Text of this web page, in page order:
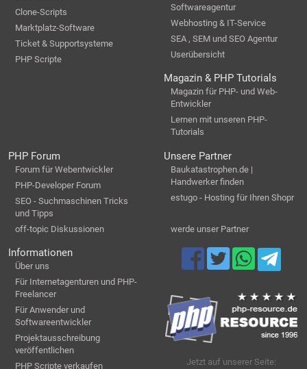
Clone-Scripts
Marktplatz-Software
Ticket & Supportsysteme
PHP Scripte
Softwareagentur
Webhosting & IT-Service
SEA , SEM und SEO Agentur
Userübersicht
Magazin & PHP Tutorials
Magazin für PHP- und Web-
Entwickler
Lernen mit unseren PHP-
Tutorials
PHP Forum
Forum für Webentwickler
PHP-Developer Forum
SEO - Suchmaschinen Tricks
und Tipps
off-topic Diskussionen
Unsere Partner
Baukatastrophen.de |
Handwerker finden
estugo - Hosting für Ihren Shopr
werde unser Partner
Informationen
Über uns
Für Internetagenturen und PHP-
Freelancer
Für Anwender und
Softwareentwickler
Projektausschreibung
veröffentlichen
PHP Scripte verkaufen
Jetzt auf unserer Seite: